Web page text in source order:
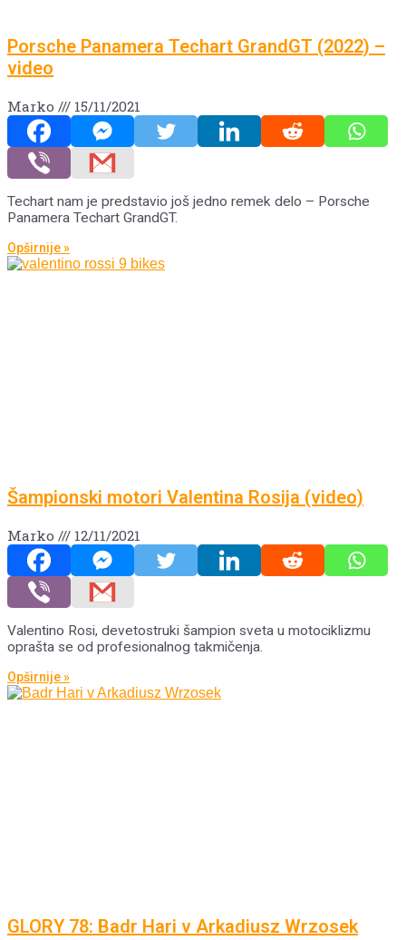
Porsche Panamera Techart GrandGT (2022) –
video
Marko 15/11/2021
Techart nam je predstavio još jedno remek delo – Porsche
Panamera Techart GrandGT.
Opširnije »
Šampionski motori Valentina Rosija (video)
Marko 12/11/2021
Valentino Rosi, devetostruki šampion sveta u motociklizmu
oprašta se od profesionalnog takmičenja.
Opširnije »
GLORY 78: Badr Hari v Arkadiusz Wrzosek